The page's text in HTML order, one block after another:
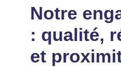
Notre
: qualité,
et